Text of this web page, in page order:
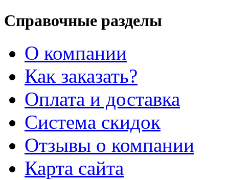
Справочные разделы
О компании
Как заказать?
Оплата и доставка
Система скидок
Отзывы о компании
Карта сайта